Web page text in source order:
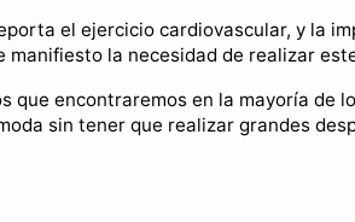
el ejercicio cardiovascular, y la
manifiesto la necesidad de realizar
que encontraremos en la mayoría de
sin tener que realizar grandes